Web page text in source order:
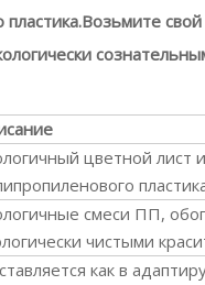
свой
цветной лист
смеси ПП,
чистыми
как в